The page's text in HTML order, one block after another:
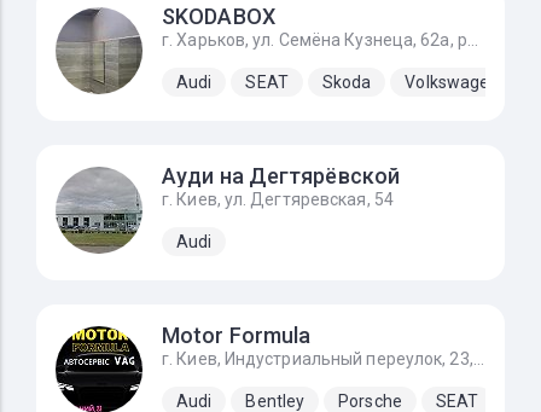
SKODABOX
Audi SEAT Skoda Volkswagen
Ауди на Дегтярёвской
г. Киев, ул. Дегтяревская, 54
Audi
Motor Formula
Audi Bentley Porsche SEAT